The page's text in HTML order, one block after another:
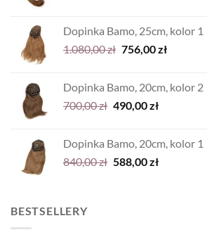
900,00 zł.630,00 zł.
Dopinka Bamo, 25cm, kolor 1
1.080,00zł Pierwotna
1.080,00 zł.
756,00złAktualna
756,00 zł.
Dopinka Bamo, 20cm, kolor 2
700,00zł Pierwotna
700,00 zł.
490,00złAktualna
490,00 zł.
Dopinka Bamo, 20cm, kolor 1
840,00zł Pierwotna
588,00złAktualna
BESTSELLERY